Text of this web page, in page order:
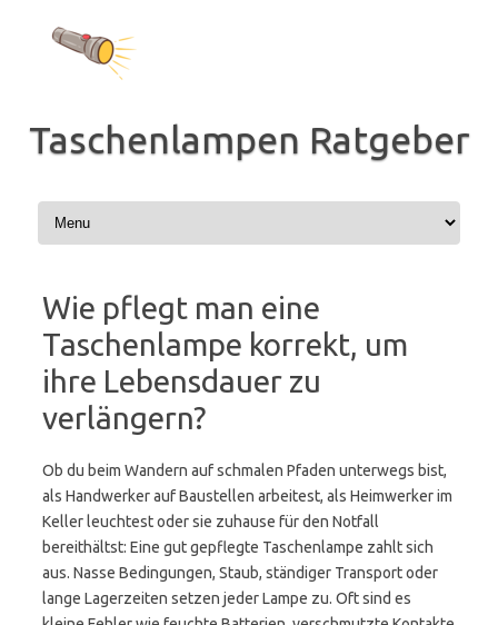
springen
Taschenlampen Ratgeber
Wie pflegt man eine
Taschenlampe korrekt, um
ihre Lebensdauer zu
verlängern?
Ob du beim Wandern auf schmalen Pfaden unterwegs bist,
als Handwerker auf Baustellen arbeitest, als Heimwerker im
Keller leuchtest oder sie zuhause für den Notfall
bereithältst: Eine gut gepflegte Taschenlampe zahlt sich
aus. Nasse Bedingungen, Staub, ständiger Transport oder
lange Lagerzeiten setzen jeder Lampe zu. Oft sind es